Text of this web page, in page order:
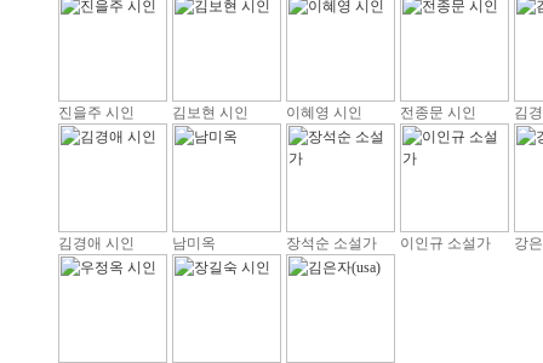
진을주 시인 김보현 시인 이혜영 시인 전종문 시인 김
김경애 시인 남미옥 장석순 소설가 이인규 소설가 강